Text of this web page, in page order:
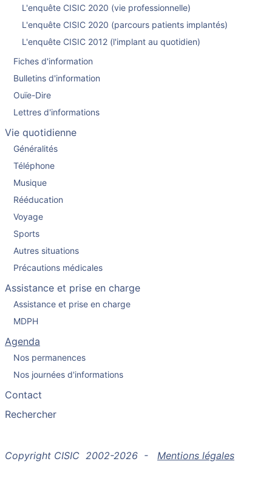
L'enquête CISIC 2020 (vie professionnelle)
L'enquête CISIC 2020 (parcours patients implantés)
L'enquête CISIC 2012 (l'implant au quotidien)
Fiches d'information
Bulletins d'information
Ouïe-Dire
Lettres d'informations
Vie quotidienne
Généralités
Téléphone
Musique
Rééducation
Voyage
Sports
Autres situations
Précautions médicales
Assistance et prise en charge
Assistance et prise en charge
MDPH
Agenda
Nos permanences
Nos journées d'informations
Contact
Rechercher
Copyright CISIC 2002-2026 - Mentions légales